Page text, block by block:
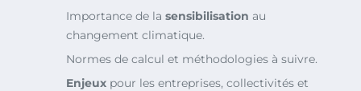
Importance de la sensibilisation au
changement climatique.
Normes de calcul et méthodologies à suivre.
Enjeux pour les entreprises, collectivités et